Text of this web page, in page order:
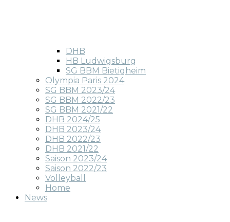
DHB
HB Ludwigsburg
SG BBM Bietigheim
Olympia Paris 2024
SG BBM 2023/24
SG BBM 2022/23
SG BBM 2021/22
DHB 2024/25
DHB 2023/24
DHB 2022/23
DHB 2021/22
Saison 2023/24
Saison 2022/23
Volleyball
Home
News